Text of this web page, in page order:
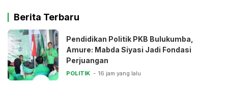
Berita Terbaru
Pendidikan Politik PKB Bulukumba,
Amure: Mabda Siyasi Jadi Fondasi
Perjuangan
POLITIK 16 jam yang lalu